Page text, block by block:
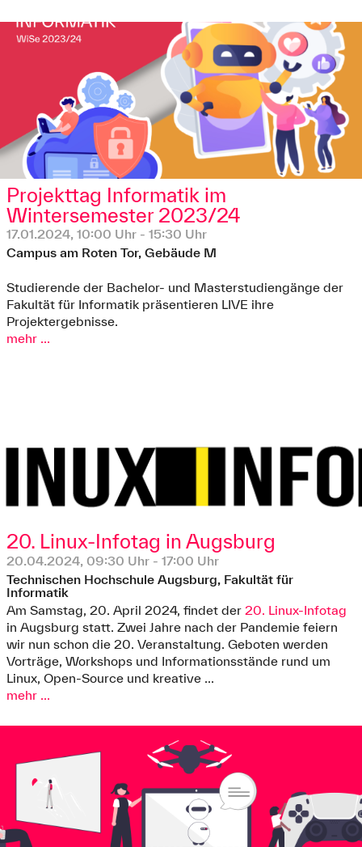
Projekttag Informatik im
Wintersemester 2023/24
17.01.2024, 10:00 Uhr - 15:30 Uhr
Campus am Roten Tor, Gebäude M
Studierende der Bachelor- und Masterstudiengänge der
Fakultät für Informatik präsentieren LIVE ihre
Projektergebnisse.
mehr ...
20. Linux-Infotag in Augsburg
20.04.2024, 09:30 Uhr - 17:00 Uhr
Technischen Hochschule Augsburg, Fakultät für
Informatik
Am Samstag, 20. April 2024, findet der20. Linux-Infotag
in Augsburg statt. Zwei Jahre nach der Pandemie feiern
wir nun schon die 20. Veranstaltung. Geboten werden
Vorträge, Workshops und Informationsstände rund um
Linux, Open-Source und kreative ...
mehr ...